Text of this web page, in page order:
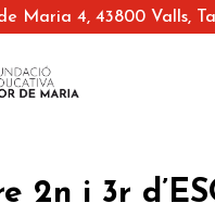
Maria 4, 43800 Valls,
2n i 3r